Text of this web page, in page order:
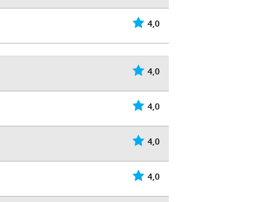
4,0
4,0
4,0
4,0
4,0